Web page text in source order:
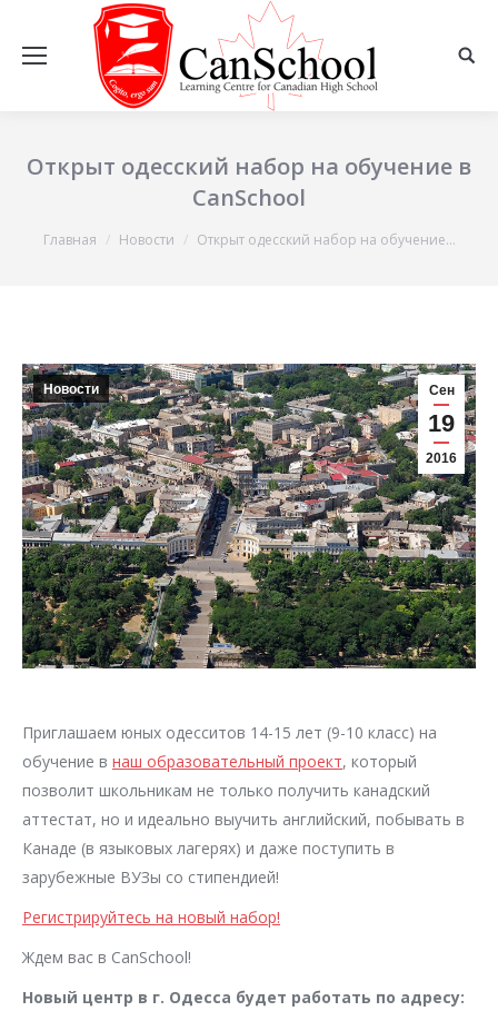
Открыт одесский набор на обучение в
CanSchool
Вы здесь:
Главная Новости Открыт одесский набор на обучение…
Сен
19
2016
Новости
Приглашаем юных одесситов 14-15 лет (9-10 класс) на
обучение в наш образовательный проект, который
позволит школьникам не только получить канадский
аттестат, но и идеально выучить английский, побывать в
Канаде (в языковых лагерях) и даже поступить в
зарубежные ВУЗы со стипендией!
Регистрируйтесь на новый набор!
Ждем вас в CanSchool!
Новый центр в г. Одесса будет работать по адресу: